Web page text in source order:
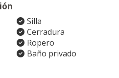
Silla
Cerradura
Ropero
Baño privado